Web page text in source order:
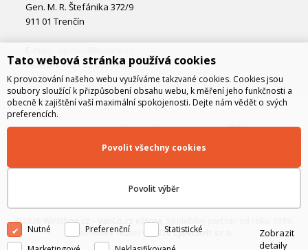
Gen. M. R. Štefánika 372/9
911 01 Trenčín
Telefon: +421 32 877 74 02
©2026 WiFiShop.cz - VanCo.cz eStore
Technické řešení © 2026CyberSoft s.r.o.
Tato webová stránka používá cookies
K provozování našeho webu využíváme takzvané cookies. Cookies jsou
soubory sloužící k přizpůsobení obsahu webu, k měření jeho funkčnosti a
obecně k zajištění vaší maximální spokojenosti. Dejte nám vědět o svých
preferencích.
Povolit výběr
Povolit všechny cookies
Nutné Preferenční
Statistické
Zobrazit
detaily